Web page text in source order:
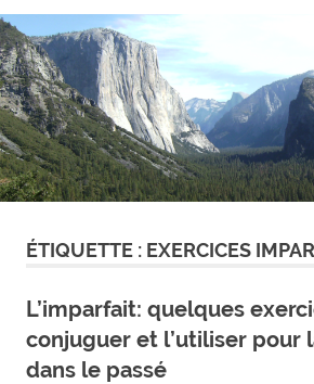
ÉTIQUETTE : EXERCICES
L’imparfait: quelques
conjuguer et l’utiliser pour
dans le passé